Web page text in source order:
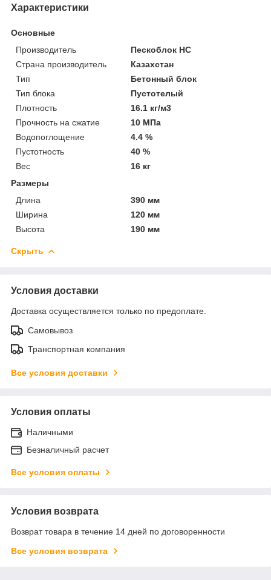
Характеристики
Основные
Производитель
Пескоблок НС
Страна производитель
Казахстан
Тип
Бетонный блок
Тип блока
Пустотелый
Плотность
16.1 кг/м3
Прочность на сжатие
10 МПа
Водопоглощение
4.4 %
Пустотность
40 %
Вес
16 кг
Размеры
Длина
390 мм
Ширина
120 мм
Высота
190 мм
Скрыть
Условия доставки
Доставка осуществляется только по предоплате.
Самовывоз
Транспортная компания
Все условия доставки
Условия оплаты
Наличными
Безналичный расчет
Все условия оплаты
Условия возврата
Возврат товара в течение 14 дней по договоренности
Все условия возврата